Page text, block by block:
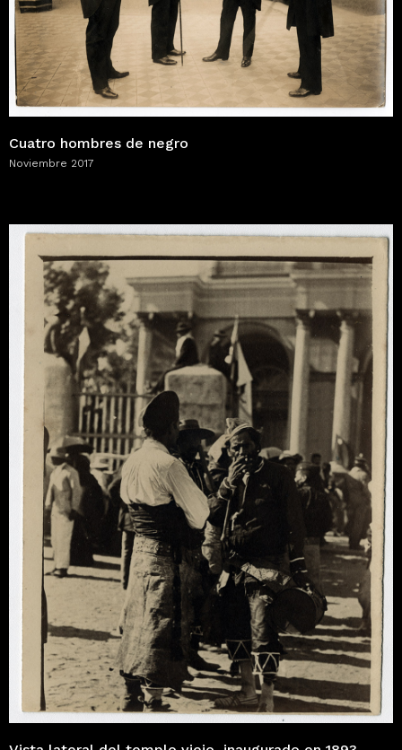
Cuatro hombres de negro
Noviembre 2017